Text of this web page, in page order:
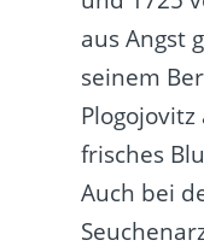
aus Angst
seinem
frisches
Auch bei